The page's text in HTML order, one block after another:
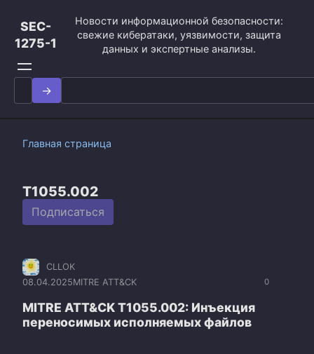
контенту
SEC-
1275-1
Новости информационной безопасности:
свежие кибератаки, уязвимости, защита
данных и экспертные анализы.
Search
for:
Главная страница
T1055.002
Подписаться
0
CLLOK
08.04.2025MITRE ATT&CK
MITRE ATT&CK T1055.002: Инъекция
переносимых исполняемых файлов